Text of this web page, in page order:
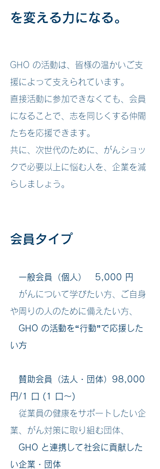
を変える力になる。
GHO の活動は、皆様の温かいご支
援によって支えられています。
直接活動に参加できなくても、会員
になることで、志を同じくする仲間
たちを応援できます。
共に、次世代のために、がんショッ
クで必要以上に悩む人を、企業を減
らしましょう。
会員タイプ
一般会員（個人） 5,000 円
がんについて学びたい方、ご自身
や周りの人のために備えたい方、
GHO の活動を“行動”で応援した
い方
賛助会員（法人・団体）98,000
円/1 口 (1 口～)
従業員の健康をサポートしたい企
業、がん対策に取り組む団体、
GHO と連携して社会に貢献した
い企業・団体